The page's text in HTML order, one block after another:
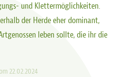
und Klettermöglichkeiten.
der Herde eher dominant,
leben sollte, die ihr die
22.02.2024